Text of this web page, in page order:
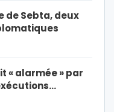
de Sebta, deux
« alarmée » par